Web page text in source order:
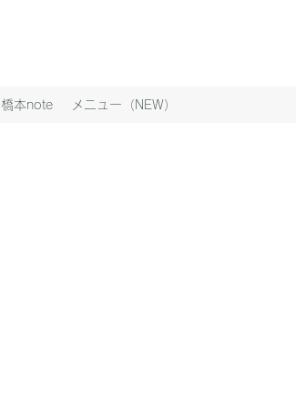
橋本note メニュー（NEW）